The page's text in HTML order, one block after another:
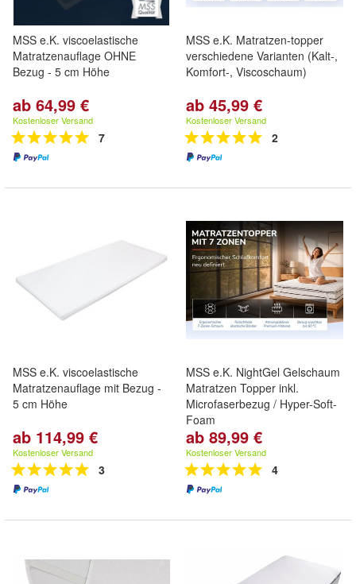
MSS e.K. viscoelastische
Matratzenauflage OHNE
Bezug - 5 cm Höhe
ab 64,99 €
Kostenloser Versand
7
MSS e.K. Matratzen-topper
verschiedene Varianten (Kalt-,
Komfort-, Viscoschaum)
ab 45,99 €
Kostenloser Versand
2
MSS e.K. viscoelastische
Matratzenauflage mit Bezug -
5 cm Höhe
ab 114,99 €
Kostenloser Versand
3
MSS e.K. NightGel Gelschaum
Matratzen Topper inkl.
Microfaserbezug / Hyper-Soft-
Foam
ab 89,99 €
Kostenloser Versand
4